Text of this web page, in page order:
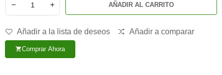
− + AÑADIR AL CARRITO
Añadir a la lista de deseos Añadir a comparar
shopping_cartComprar Ahora